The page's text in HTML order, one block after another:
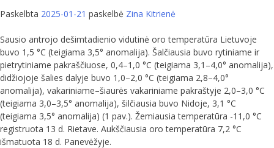
add_circle_outline Padidinti šriftą
Šviesus kontrastas
brightness_low
Tamsus kontrastas
Grąžinti
viską
į
pradinę
būseną
cached
Paskelbta 2025-01-21 paskelbė Zina Kitrienė
Sausio antrojo dešimtadienio vidutinė oro temperatūra Lietuvoje
buvo 1,5 °C (teigiama 3,5° anomalija). Šalčiausia buvo rytiniame ir
pietrytiniame pakraščiuose, 0,4–1,0 °C (teigiama 3,1–4,0° anomalija),
didžiojoje šalies dalyje buvo 1,0–2,0 °C (teigiama 2,8–4,0°
anomalija), vakariniame–šiaurės vakariniame pakraštyje 2,0–3,0 °C
(teigiama 3,0–3,5° anomalija), šilčiausia buvo Nidoje, 3,1 °C
(teigiama 3,5° anomalija) (1 pav.). Žemiausia temperatūra -11,0 °C
registruota 13 d. Rietave. Aukščiausia oro temperatūra 7,2 °C
išmatuota 18 d. Panevėžyje.